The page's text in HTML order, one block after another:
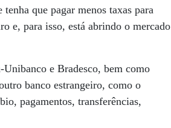
que pagar menos taxas para
e, para isso, está abrindo o mercado
e Bradesco, bem como
banco estrangeiro, como o
pagamentos, transferências,